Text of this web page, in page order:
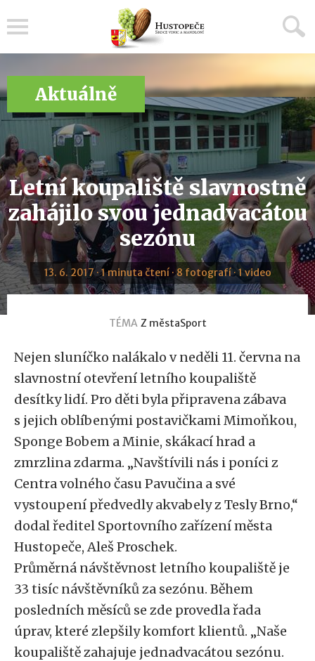
Aktuálně
Letní koupaliště slavnostně
zahájilo svou jednadvacátou
sezónu
13. 6. 2017 · 1 minuta čtení · 8 fotografí · 1 video
TÉMA Z městaSport
Nejen sluníčko nalákalo v neděli 11. června na
slavnostní otevření letního koupaliště
desítky lidí. Pro děti byla připravena zábava
s jejich oblíbenými postavičkami Mimoňkou,
Sponge Bobem a Minie, skákací hrad a
zmrzlina zdarma. „Navštívili nás i poníci z
Centra volného času Pavučina a své
vystoupení předvedly akvabely z Tesly Brno,“
dodal ředitel Sportovního zařízení města
Hustopeče, Aleš Proschek.
Průměrná návštěvnost letního koupaliště je
33 tisíc návštěvníků za sezónu. Během
posledních měsíců se zde provedla řada
úprav, které zlepšily komfort klientů. „Naše
koupaliště zahajuje jednadvacátou sezónu.